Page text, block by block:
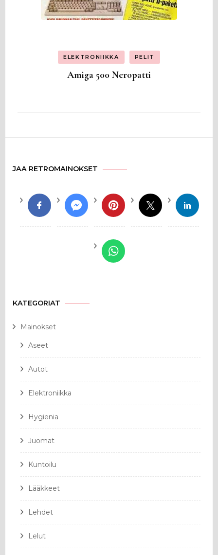
ELEKTRONIIKKA PELIT
Amiga 500 Neropatti
JAA RETROMAINOKSET
KATEGORIAT
Mainokset
Aseet
Autot
Elektroniikka
Hygienia
Juomat
Kuntoilu
Lääkkeet
Lehdet
Lelut